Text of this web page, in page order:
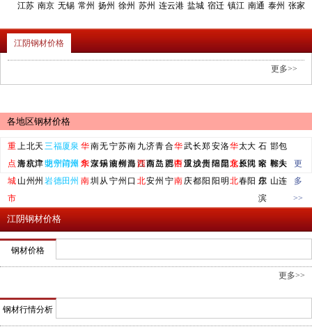
江苏 南京 无锡 常州 扬州 徐州 苏州 连云港 盐城 宿迁 镇江 南通 泰州 张家
您当前的位置：
江阴钢材价格
更多>>
各地区钢材价格
重
点
城
市
上
海
北
京
天
津
唐
山
杭
州
广
州
三
明
福
州
厦
门
泉
州
龙
岩
宁
德
莆
田
漳
州
华
东
南
京
无
锡
宁
波
苏
州
南
昌
九
江
济
南
青
岛
合
肥
华
中
武
汉
长
沙
郑
州
安
阳
洛
阳
华
北
太
原
大
同
石
家
庄
邯
郸
包
头
华
南
深
圳
乐
从
南
宁
柳
州
海
口
西
北
西
安
兰
州
西
宁
西
南
重
庆
成
都
贵
阳
绵
阳
昆
明
东
北
长
春
沈
阳
哈
尔
滨
鞍
山
大
连
更
多
>>
江阴钢材价格
钢材价格
更多>>
钢材行情分析